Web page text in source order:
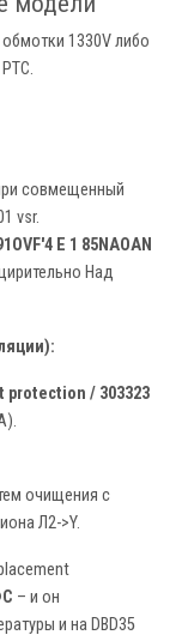
1330V либо
совмещенный
vsr.
E 1 85NAOAN
Над
protection / 303323
очищения с
Л2->Y.
– и он
и на DBD35